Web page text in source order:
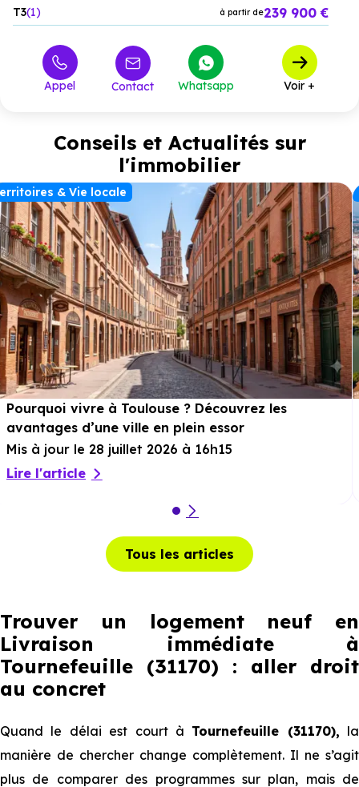
T3 1 à partir de239 900 €
Appel Contact Whatsapp Voir +
Conseils et Actualités sur
l'immobilier
& Vie locale
Pourquoi vivre à Toulouse ? Découvrez les
avantages d’une ville en plein essor
Mis à jour le 28 juillet 2026 à 16h15
Lire l'article
Tous les articles
Trouver un logement neuf en
Livraison immédiate à
Tournefeuille (31170) : aller droit
au concret
Quand le délai est court à Tournefeuille (31170), la
manière de chercher change complètement. Il ne s’agit
plus de comparer des programmes sur plan, mais de